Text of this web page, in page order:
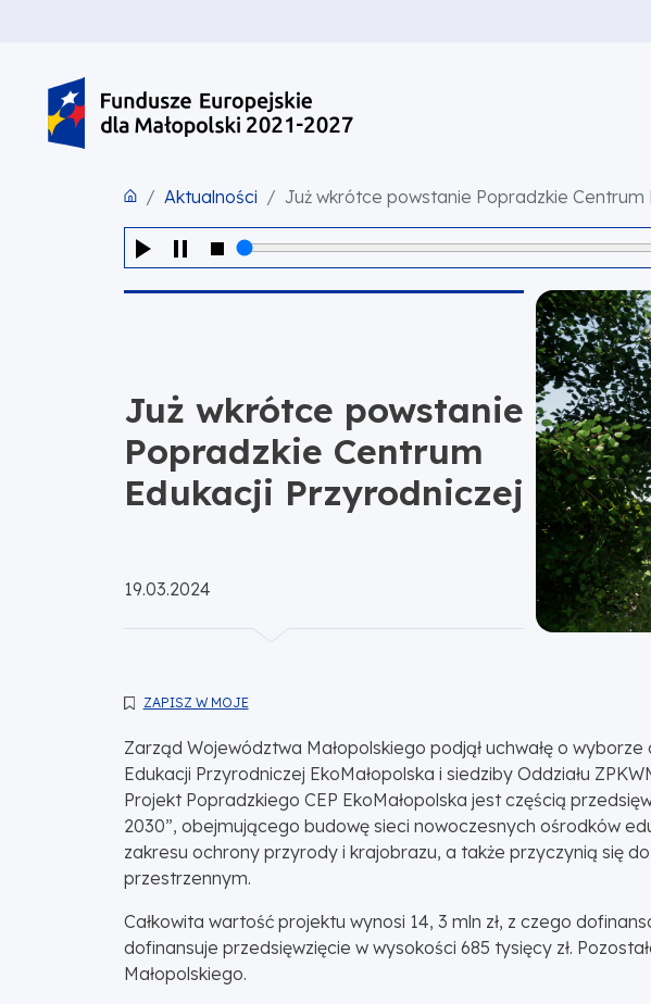
Aktualności Już wkrótce powstanie Popradzkie Centrum
Już wkrótce powstanie
Popradzkie Centrum
Edukacji Przyrodniczej
Opublikowano:
19.03.2024
ZAPISZ W MOJE
Zarząd Województwa Małopolskiego podjął uchwałę o
Edukacji Przyrodniczej EkoMałopolska i siedziby Oddziału
Projekt Popradzkiego CEP EkoMałopolska jest częścią
2030”, obejmującego budowę sieci nowoczesnych ośrodków
zakresu ochrony przyrody i krajobrazu, a także przyczynią się
przestrzennym.
Całkowita wartość projektu wynosi 14, 3 mln zł, z czego
dofinansuje przedsięwzięcie w wysokości 685 tysięcy zł.
Małopolskiego.